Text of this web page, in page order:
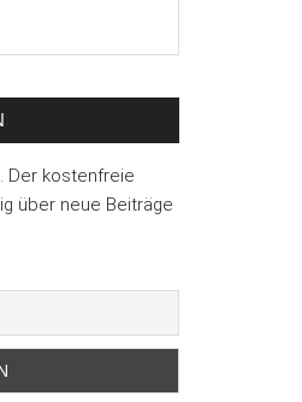
Der kostenfreie
über neue Beiträge